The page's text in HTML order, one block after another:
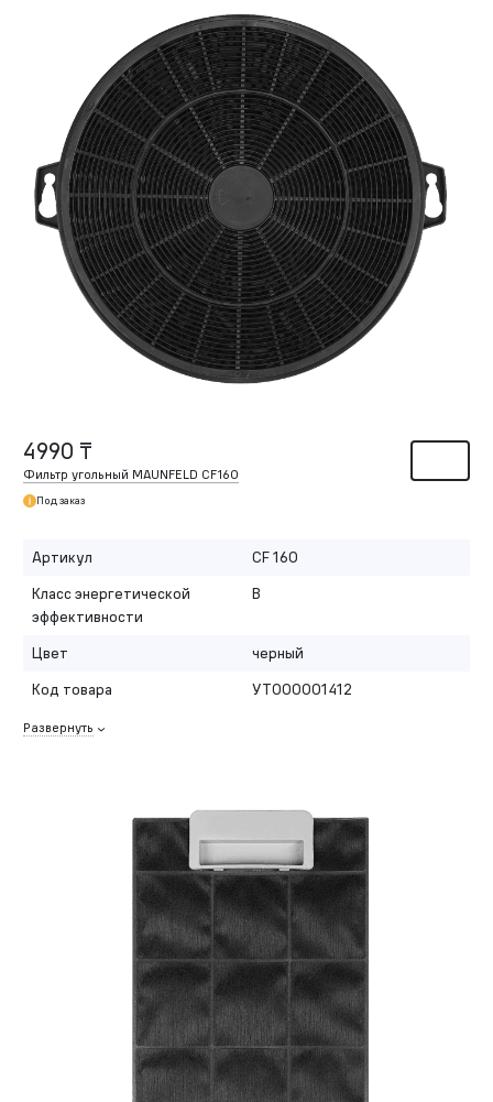
4990 ₸
Фильтр угольный MAUNFELD CF160
Под заказ
Артикул
CF 160
Класс энергетической
эффективности
B
Цвет
черный
Код товара
УТ000001412
Развернуть